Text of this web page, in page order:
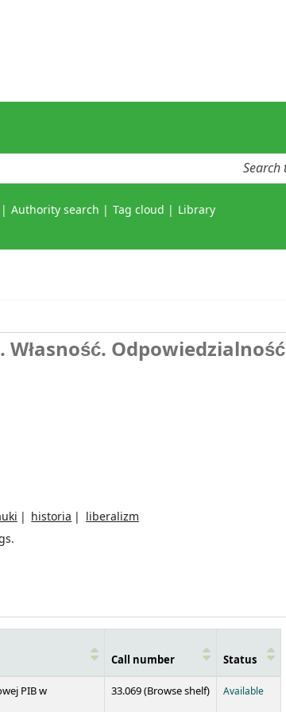
Authority search Tag cloud Library
Odpowiedzialność
historia
liberalizm
Call number Status
PIB w
33.069 (Browse shelf(Opens below)
) Available